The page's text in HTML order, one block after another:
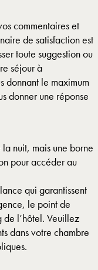
commentaires et
de satisfaction est
toute suggestion ou
séjour à
donnant le maximum
donner une réponse
nuit, mais une borne
pour accéder au
qui garantissent
le point de
de l’hôtel. Veuillez
dans votre chambre